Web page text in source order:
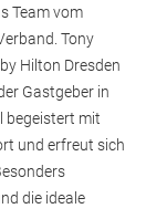
Team vom
Tony
Hilton Dresden
Gastgeber in
begeistert mit
und erfreut sich
die ideale